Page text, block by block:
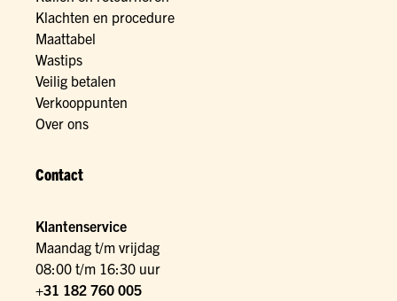
Klachten en procedure
Maattabel
Wastips
Veilig betalen
Verkooppunten
Over ons
Contact
Klantenservice
Maandag t/m vrijdag
08:00 t/m 16:30 uur
+31 182 760 005